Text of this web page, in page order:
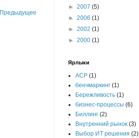
Предыдущее
► 2007 (5)
► 2006 (1)
► 2002 (1)
► 2000 (1)
Ярлыки
АСР (1)
бенчмаркинг (1)
Бережливость (1)
бизнес-процессы (6)
Биллинг (2)
Внутренний рынок (3)
Выбор ИТ решения (2)